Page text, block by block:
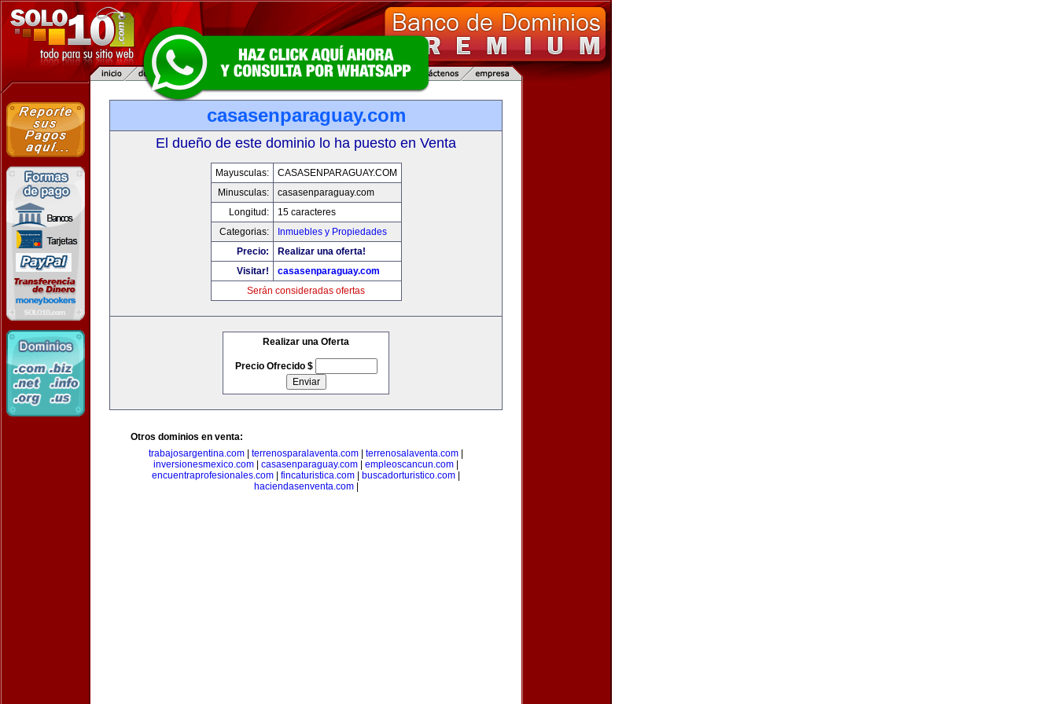
casasenparaguay.com
El dueño de este dominio lo ha puesto en Venta
Mayusculas:
CASASENPARAGUAY.COM
Minusculas:
casasenparaguay.com
Longitud:
15 caracteres
Categorias:
Inmuebles y Propiedades
Precio:
Realizar una oferta!
Visitar!
casasenparaguay.com
Serán consideradas ofertas
Realizar una Oferta
Precio Ofrecido $
Otros dominios en venta:
trabajosargentina.com
terrenosparalaventa.com terrenosalaventa.com
inversionesmexico.com
casasenparaguay.com empleoscancun.com
encuentraprofesionales.com
fincaturistica.com buscadorturistico.com
haciendasenventa.com|